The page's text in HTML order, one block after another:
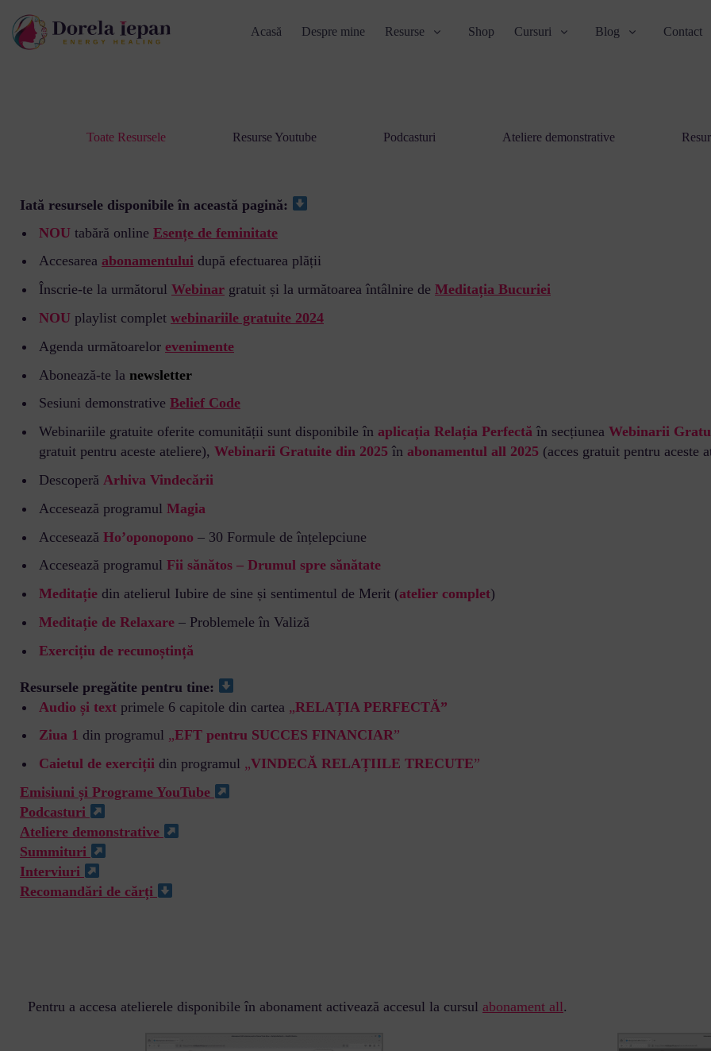
Acasă Despre mine Resurse Shop Cursuri Blog Contact
Toate Resursele Resurse Youtube Podcasturi Ateliere demonstrative
Iată resursele disponibile în această pagină:
NOU tabără online Esențe de feminitate
Accesarea abonamentului după efectuarea plății
Înscrie-te la următorul Webinar gratuit și la următoarea întâlnire de Meditația Bucuriei
NOU playlist complet webinariile gratuite 2024
Agenda următoarelor evenimente
Abonează-te la newsletter
Sesiuni demonstrative Belief Code
Webinariile gratuite oferite comunității sunt disponibile în aplicația Relația Perfectă în secțiunea Webinarii
gratuit pentru aceste ateliere), Webinarii Gratuite din 2025 în abonamentul all 2025 (acces gratuit pentru aceste
Descoperă Arhiva Vindecării
Accesează programul Magia
Accesează Ho’oponopono – 30 Formule de înțelepciune
Accesează programul Fii sănătos – Drumul spre sănătate
Meditație din atelierul Iubire de sine și sentimentul de Merit (atelier complet)
Meditație de Relaxare – Problemele în Valiză
Exercițiu de recunoștință
Resursele pregătite pentru tine:
Audio și text primele 6 capitole din cartea „RELAȚIA PERFECTĂ”
Ziua 1 din programul „EFT pentru SUCCES FINANCIAR”
Caietul de exerciții din programul „VINDECĂ RELAȚIILE TRECUTE”
Emisiuni și Programe YouTube
Podcasturi
Ateliere demonstrative
Summituri
Interviuri
Recomandări de cărți
Pentru a accesa atelierele disponibile în abonament activează accesul la cursul abonament all.